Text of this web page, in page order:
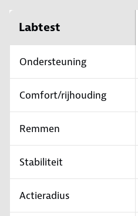
Labtest
Ondersteuning
Comfort/rijhouding
Remmen
Stabiliteit
Actieradius